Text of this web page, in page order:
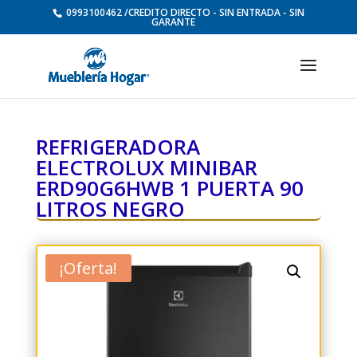
0993100462 /CREDITO DIRECTO - SIN ENTRADA - SIN
GARANTE
REFRIGERADORA
ELECTROLUX MINIBAR
ERD90G6HWB 1 PUERTA 90
LITROS NEGRO
¡Oferta!